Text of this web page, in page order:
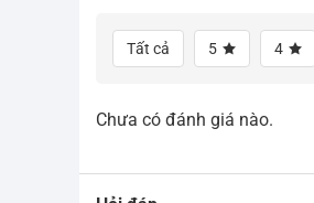
Tất cả 5 4
Chưa có đánh giá nào.